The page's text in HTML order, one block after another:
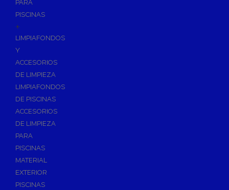
PARA
PISCINAS
+
LIMPIAFONDOS
Y
ACCESORIOS
DE LIMPIEZA
LIMPIAFONDOS
DE PISCINAS
ACCESORIOS
DE LIMPIEZA
PARA
PISCINAS
MATERIAL
EXTERIOR
PISCINAS